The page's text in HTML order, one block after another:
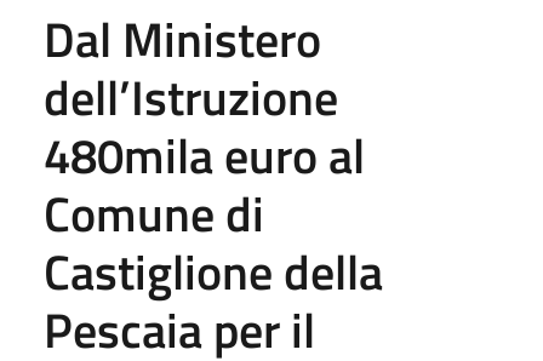
Dal Ministero
dell’Istruzione
480mila euro al
Comune di
Castiglione della
Pescaia per il